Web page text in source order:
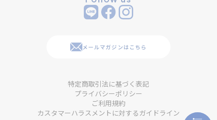
メールマガジンはこちら
特定商取引法に基づく表記
プライバシーポリシー
ご利用規約
カスタマーハラスメントに対するガイドライン